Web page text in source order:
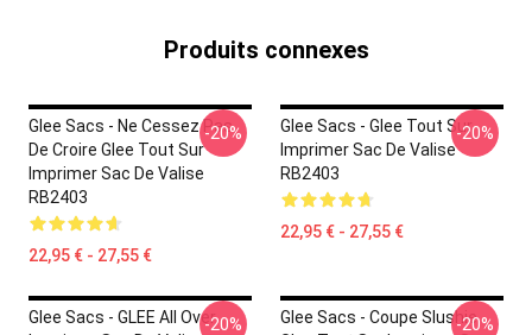
Produits connexes
Glee Sacs - Ne Cessez Pas
De Croire Glee Tout Sur
Imprimer Sac De Valise
RB2403
22,95 € - 27,55 €
-20%
Glee Sacs - Glee Tout Sur
Imprimer Sac De Valise
RB2403
22,95 € - 27,55 €
-20%
Glee Sacs - GLEE All Over-20%
Glee Sacs - Coupe Slushie-20%